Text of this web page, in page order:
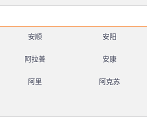
安顺 安阳
阿拉善 安康
阿里 阿克苏